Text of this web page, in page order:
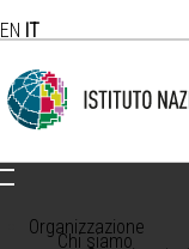
EN IT
Organizzazione
Chi siamo